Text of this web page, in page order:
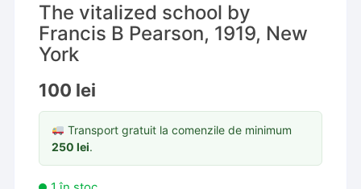
The vitalized school by
Francis B Pearson, 1919, New
York
100 lei
Transport gratuit la comenzile de minimum
250lei.